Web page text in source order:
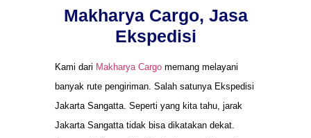
Makharya Cargo, Jasa
Ekspedisi
Kami dari Makharya Cargo memang melayani
banyak rute pengiriman. Salah satunya Ekspedisi
Jakarta Sangatta. Seperti yang kita tahu, jarak
Jakarta Sangatta tidak bisa dikatakan dekat.